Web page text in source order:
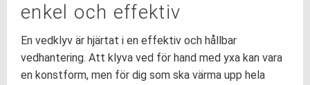
enkel och effektiv
En vedklyv är hjärtat i en effektiv och hållbar
vedhantering. Att klyva ved för hand med yxa kan vara
en konstform, men för dig som ska värma upp hela